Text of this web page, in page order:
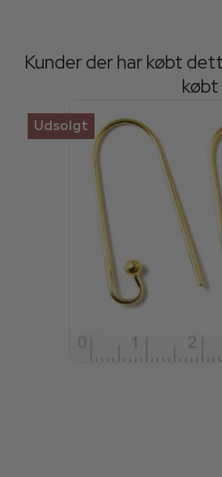
Kunder der har købt
købt
Udsolgt